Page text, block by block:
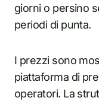
giorni o persino
periodi di punta.
I prezzi sono
piattaforma di
operatori. La